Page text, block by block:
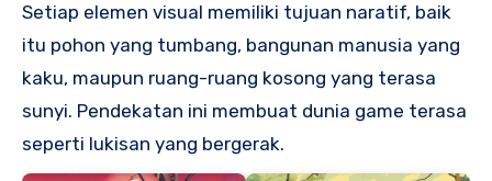
Setiap elemen visual memiliki tujuan naratif, baik
itu pohon yang tumbang, bangunan manusia yang
kaku, maupun ruang-ruang kosong yang terasa
sunyi. Pendekatan ini membuat dunia game terasa
seperti lukisan yang bergerak.